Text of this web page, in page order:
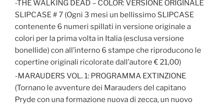
-THE WALKING DEAD – COLOR: VERSIONE ORIGINALE
SLIPCASE # 7 (Ogni 3 mesi un bellissimo SLIPCASE
contenente 6 numeri spillati in versione originale a
colori per la prima volta in Italia (esclusa versione
bonellide) con all’interno 6 stampe che riproducono le
copertine originali ricolorate dall’autore € 21,00)
-MARAUDERS VOL. 1: PROGRAMMA EXTINZIONE
(Tornano le avventure dei Marauders del capitano
Pryde con una formazione nuova di zecca, un nuovo